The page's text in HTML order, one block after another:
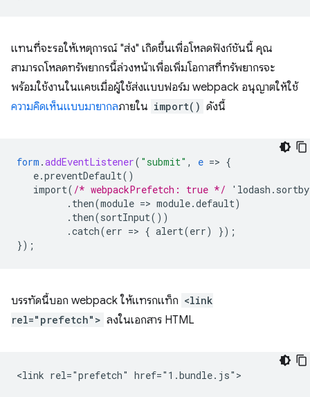
แทนที่จะรอให้เหตุการณ์ "ส่ง" เกิดขึ้นเพื่อโหลดฟังก์ชันนี้ คุณ
สามารถโหลดทรัพยากรนี้ล่วงหน้าเพื่อเพิ่มโอกาสที่ทรัพยากรจะ
พร้อมใช้งานในแคชเมื่อผู้ใช้ส่งแบบฟอร์ม webpack อนุญาตให้ใช้
ความคิดเห็นแบบมายากลภายใน import() ดังนี้
form .addEventListener( "submit" , e => {
e.preventDefault()
import( /* webpackPrefetch: true */
.then(module => module.default)
.then(sortInput())
.catch(err => { alert(err) });
});
บรรทัดนี้บอก webpack ให้แทรกแท็ก <link
rel="prefetch"> ลงในเอกสาร HTML